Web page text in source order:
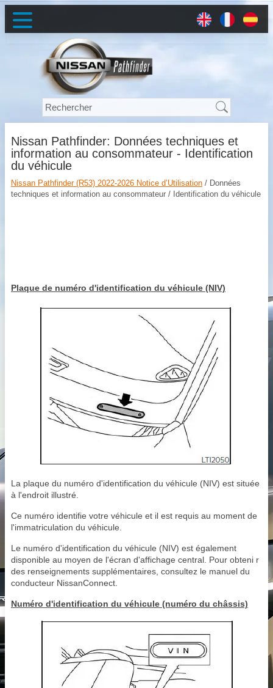
Nissan Pathfinder: Données techniques et
information au consommateur - Identification
du véhicule
Nissan Pathfinder (R53) 2022-2026 Notice d’Utilisation / Données
techniques et information au consommateur / Identification du véhicule
Plaque de numéro d'identification du véhicule (NIV)
La plaque du numéro d'identification du véhicule (NIV) est située
à l'endroit illustré.
Ce numéro identifie votre véhicule et il est requis au moment de
l'immatriculation du véhicule.
Le numéro d'identification du véhicule (NIV) est également
disponible au moyen de l'écran d'affichage central. Pour obteni r
des renseignements supplémentaires, consultez le manuel du
conducteur NissanConnect.
Numéro d'identification du véhicule (numéro du châssis)